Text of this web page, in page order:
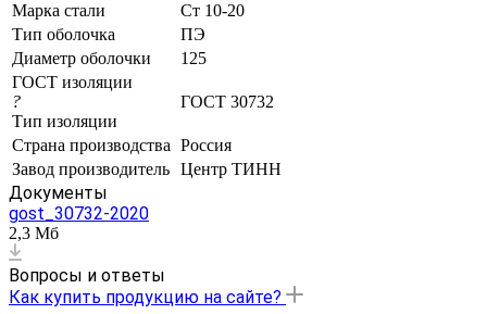
Марка стали
Ст 10-20
Тип оболочка
ПЭ
Диаметр оболочки
125
ГОСТ изоляции
?
Тип изоляции
ГОСТ 30732
Страна производства Россия
Завод производитель Центр ТИНН
Документы
gost_30732-2020
2,3 Мб
Вопросы и ответы
Как купить продукцию на сайте?